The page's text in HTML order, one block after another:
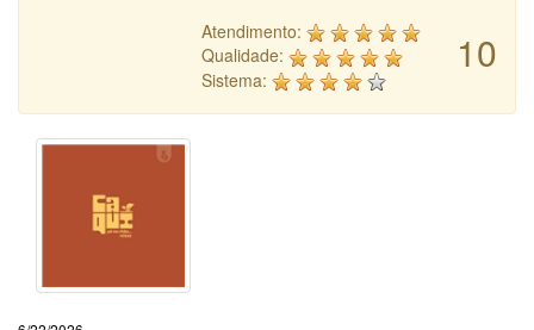
10
Atendimento:
Qualidade:
Sistema: